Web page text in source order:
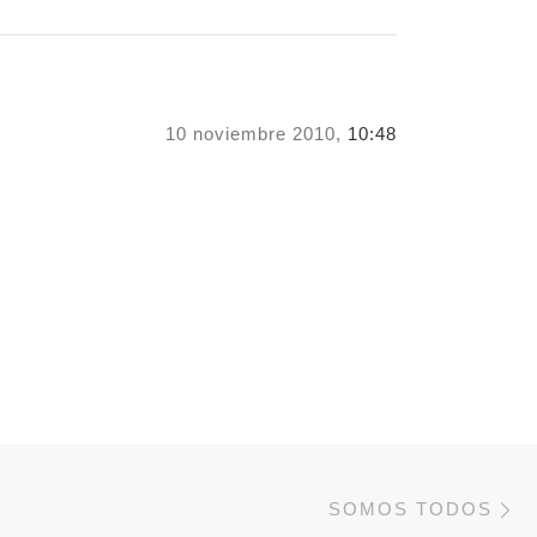
10 noviembre 2010, 10:48
SOMOS TODOS